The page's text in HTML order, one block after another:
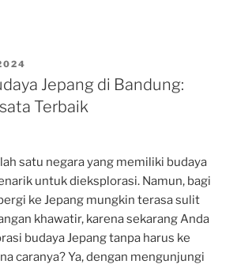
Jepang di Bandung:
Terbaik
satu negara yang memiliki budaya
untuk dieksplorasi. Namun, bagi
ke Jepang mungkin terasa sulit
khawatir, karena sekarang Anda
budaya Jepang tanpa harus ke
caranya? Ya, dengan mengunjungi